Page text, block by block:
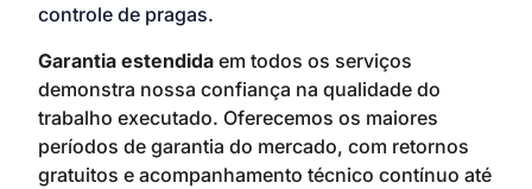
controle de pragas.
Garantia estendida em todos os serviços
demonstra nossa confiança na qualidade do
trabalho executado. Oferecemos os maiores
períodos de garantia do mercado, com retornos
gratuitos e acompanhamento técnico contínuo até